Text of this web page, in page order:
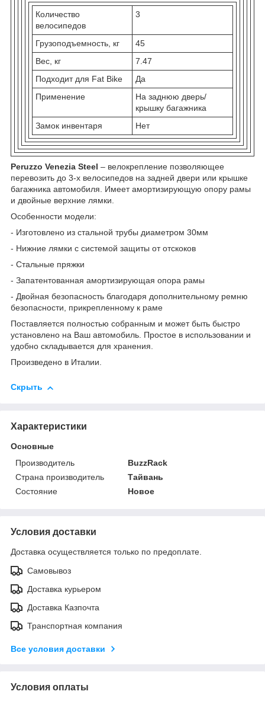
Количество
велосипедов
3
Грузоподъемность, кг
45
Вес, кг
7.47
Подходит для Fat Bike
Да
Применение
На заднюю дверь/
крышку багажника
Замок инвентаря
Нет
Peruzzo Venezia Steel – велокрепление позволяющее
перевозить до 3-х велосипедов на задней двери или крышке
багажника автомобиля. Имеет амортизирующую опору рамы
и двойные верхние лямки.
Особенности модели:
- Изготовлено из стальной трубы диаметром 30мм
- Нижние лямки с системой защиты от отскоков
- Стальные пряжки
- Запатентованная амортизирующая опора рамы
- Двойная безопасность благодаря дополнительному ремню
безопасности, прикрепленному к раме
Поставляется полностью собранным и может быть быстро
установлено на Ваш автомобиль. Простое в использовании и
удобно складывается для хранения.
Произведено в Италии.
Скрыть
Характеристики
Основные
Производитель
BuzzRack
Страна производитель
Тайвань
Состояние
Новое
Условия доставки
Доставка осуществляется только по предоплате.
Самовывоз
Доставка курьером
Доставка Казпочта
Транспортная компания
Все условия доставки
Условия оплаты